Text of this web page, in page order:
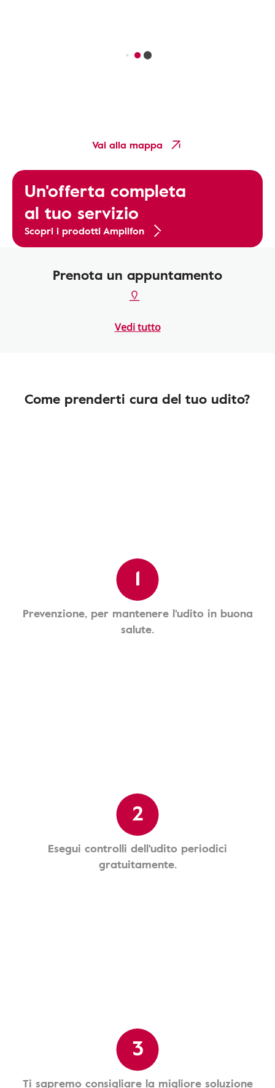
Vai alla mappa
Un'offerta completa
al tuo servizio
Scopri i prodotti Amplifon
Prenota un appuntamento
Vedi tutto
Come prenderti cura del tuo udito?
1
Prevenzione, per mantenere l'udito in buona
salute.
2
Esegui controlli dell'udito periodici
gratuitamente.
3
Ti sapremo consigliare la migliore soluzione